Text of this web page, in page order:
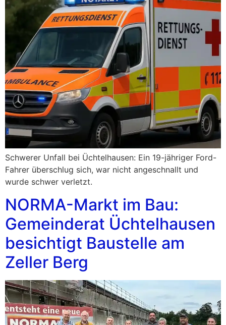
Schwerer Unfall bei Üchtelhausen: Ein 19-jähriger Ford-
Fahrer überschlug sich, war nicht angeschnallt und
wurde schwer verletzt.
NORMA-Markt im Bau:
Gemeinderat Üchtelhausen
besichtigt Baustelle am
Zeller Berg